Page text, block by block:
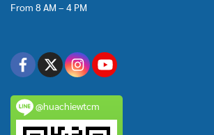
From 8 AM – 4 PM
@huachiewtcm